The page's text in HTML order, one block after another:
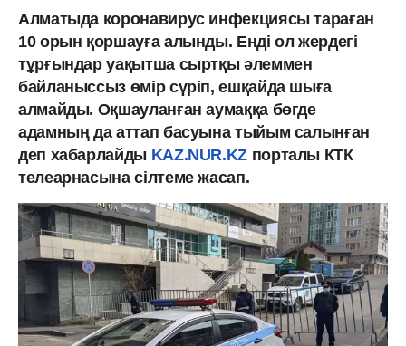
Алматыда коронавирус инфекциясы тараған
10 орын қоршауға алынды. Енді ол жердегі
тұрғындар уақытша сыртқы әлеммен
байланыссыз өмір сүріп, ешқайда шыға
алмайды. Оқшауланған аумаққа бөгде
адамның да аттап басуына тыйым салынған
деп хабарлайды KAZ.NUR.KZ порталы КТК
телеарнасына сілтеме жасап.